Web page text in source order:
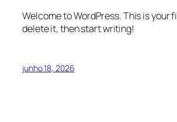
Welcome to WordPress. This is your
delete it, then start writing!
junho 18, 2026